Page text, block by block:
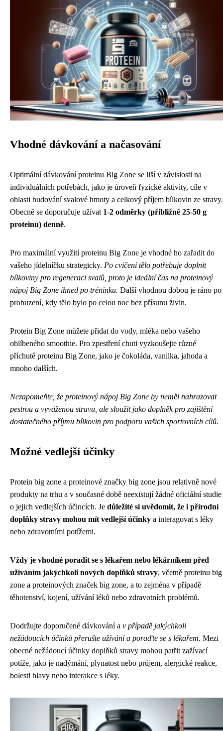
Vhodné dávkování a načasování
Optimální dávkování proteinu Big Zone se liší v závislosti na
individuálních potřebách, jako je úroveň fyzické aktivity, cíle v
oblasti budování svalové hmoty a celkový příjem bílkovin ze stravy.
Obecně se doporučuje užívat 1-2 odměrky (přibližně 25-50 g
proteinu) denně.
Pro maximální využití proteinu Big Zone je vhodné ho zařadit do
vašeho jídelníčku strategicky. Po cvičení tělo potřebuje doplnit
bílkoviny pro regeneraci svalů, proto je ideální čas na proteinový
nápoj Big Zone ihned po tréninku. Další vhodnou dobou je ráno po
probuzení, kdy tělo bylo po celou noc bez přísunu živin.
Protein Big Zone můžete přidat do vody, mléka nebo vašeho
oblíbeného smoothie. Pro zpestření chuti vyzkoušejte různé
příchutě proteinu Big Zone, jako je čokoláda, vanilka, jahoda a
mnoho dalších.
Nezapomeňte, že proteinový nápoj Big Zone by neměl nahrazovat
pestrou a vyváženou stravu, ale sloužit jako doplněk pro zajištění
dostatečného příjmu bílkovin pro podporu vašich sportovních cílů.
Možné vedlejší účinky
Protein big zone a proteinové značky big zone jsou relativně nové
produkty na trhu a v současné době neexistují žádné oficiální studie
o jejich vedlejších účincích. Je důležité si uvědomit, že i přírodní
doplňky stravy mohou mít vedlejší účinky a interagovat s léky
nebo zdravotními potížemi.
Vždy je vhodné poradit se s lékařem nebo lékárníkem před
užíváním jakýchkoli nových doplňků stravy, včetně proteinu big
zone a proteinových značek big zone, a to zejména v případě
těhotenství, kojení, užívání léků nebo zdravotních problémů.
Dodržujte doporučené dávkování a v případě jakýchkoli
nežádoucích účinků přerušte užívání a poraďte se s lékařem. Mezi
obecné nežádoucí účinky doplňků stravy mohou patřit zažívací
potíže, jako je nadýmání, plynatost nebo průjem, alergické reakce,
bolesti hlavy nebo interakce s léky.